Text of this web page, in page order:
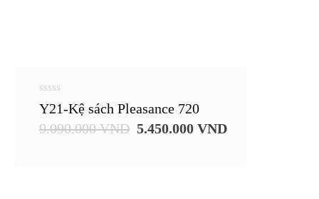
0
out
of
5
Y21-Kệ sách Pleasance 720
9.090.000VND 5.450.000 VND